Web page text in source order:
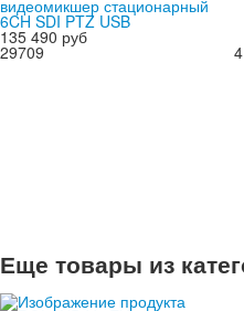
видеомикшер стационарный
6CH SDI PTZ USB
135 490 руб
4
29709
Еще товары из